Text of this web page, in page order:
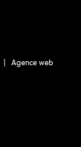
| Agence web